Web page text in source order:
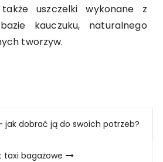
uszczelki wykonane z
kauczuku, naturalnego
tworzyw.
jak dobrać ją do swoich potrzeb?
taxi bagażowe